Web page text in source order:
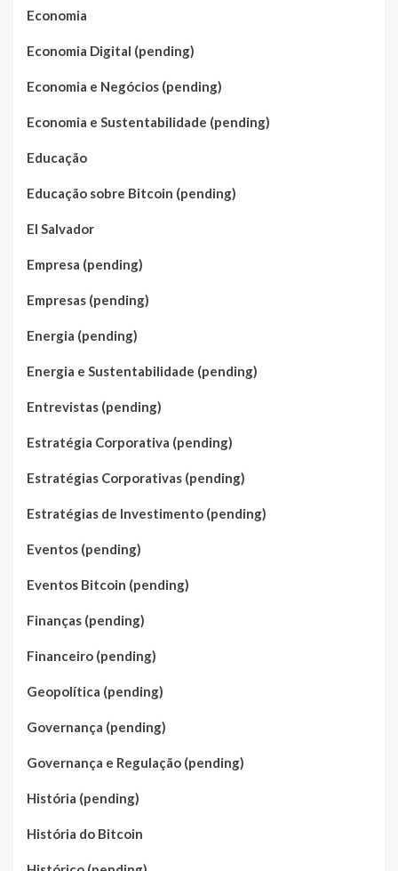
Economia
Economia Digital (pending)
Economia e Negócios (pending)
Economia e Sustentabilidade (pending)
Educação
Educação sobre Bitcoin (pending)
El Salvador
Empresa (pending)
Empresas (pending)
Energia (pending)
Energia e Sustentabilidade (pending)
Entrevistas (pending)
Estratégia Corporativa (pending)
Estratégias Corporativas (pending)
Estratégias de Investimento (pending)
Eventos (pending)
Eventos Bitcoin (pending)
Finanças (pending)
Financeiro (pending)
Geopolítica (pending)
Governança (pending)
Governança e Regulação (pending)
História (pending)
História do Bitcoin